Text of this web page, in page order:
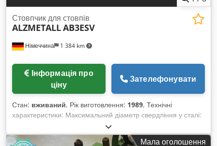
Німеччина 1 384 km
Стовпчик для стовпів
ALZMETALLAB3ESV
ціну
Зателефонувати
Стан: вживаний, Рік виготовлення: 1989, Технічні
характеристики: Максимальний діаметр свердління у сталі:
28 мм Dodeu Idkzspfx Ac Uewa Вильот: 285 мм Хід
свердла: 165 мм Максимальний діаметр свердління у
Мала оголошення